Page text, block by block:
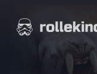
suoraan
Elokuvat ja elokuva-arviot | Rollekino.fi
lopputekstien